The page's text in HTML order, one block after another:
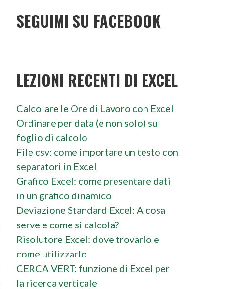
SEGUIMI SU FACEBOOK
LEZIONI RECENTI DI EXCEL
Calcolare le Ore di Lavoro con Excel
Ordinare per data (e non solo) sul
foglio di calcolo
File csv: come importare un testo con
separatori in Excel
Grafico Excel: come presentare dati
in un grafico dinamico
Deviazione Standard Excel: A cosa
serve e come si calcola?
Risolutore Excel: dove trovarlo e
come utilizzarlo
CERCA VERT: funzione di Excel per
la ricerca verticale